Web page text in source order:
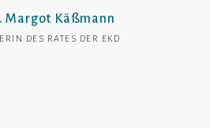
Margot Käßmann
DES RATES DER EKD